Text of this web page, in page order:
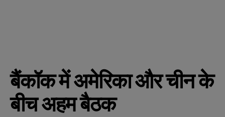
बैंकॉक में अमेरिका और चीन के
बीच अहम बैठक